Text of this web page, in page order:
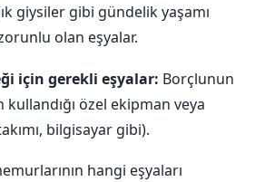
giysiler gibi gündelik yaşamı
olan eşyalar.
için gerekli eşyalar: Borçlunun
özel ekipman veya
bilgisayar gibi).
hangi eşyaları